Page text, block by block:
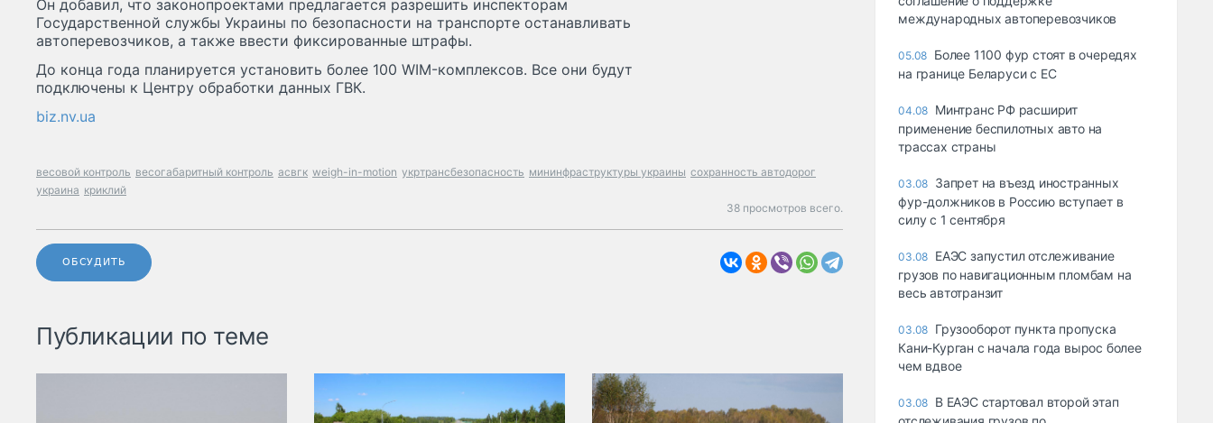
Он добавил, что законопроектами предлагается разрешить инспекторам
Государственной службы Украины по безопасности на транспорте останавливать
автоперевозчиков, а также ввести фиксированные штрафы.
До конца года планируется установить более 100 WIM-комплексов. Все они будут
подключены к Центру обработки данных ГВК.
biz.nv.ua
весовой контроль весогабаритный контроль асвгк weigh-in-motion укртрансбезопасность мининфраструктуры украины сохранность автодорог
украина криклий
38 просмотров всего.
ОБСУДИТЬ
Публикации по теме
международных автоперевозчиков
05.08 Более 1100 фур стоят в очередях
на границе Беларуси с ЕС
04.08 Минтранс РФ расширит
применение беспилотных авто на
трассах страны
03.08 Запрет на въезд иностранных
фур-должников в Россию вступает в
силу с 1 сентября
03.08 ЕАЭС запустил отслеживание
грузов по навигационным пломбам на
весь автотранзит
03.08 Грузооборот пункта пропуска
Кани-Курган с начала года вырос более
чем вдвое
03.08 В ЕАЭС стартовал второй этап